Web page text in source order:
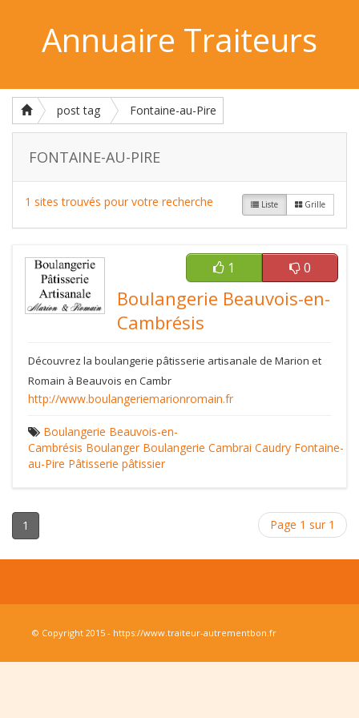
Annuaire Traiteurs
post tag Fontaine-au-Pire
FONTAINE-AU-PIRE
Liste Grille
1 sites trouvés pour votre recherche
1 0
Boulangerie Beauvois-en-
Cambrésis
Découvrez la boulangerie pâtisserie artisanale de Marion et
Romain à Beauvois en Cambr
http://www.boulangeriemarionromain.fr
Boulangerie Beauvois-en-
Cambrésis Boulanger Boulangerie Cambrai Caudry Fontaine-
au-Pire Pâtisserie pâtissier
1 Page 1 sur 1
© Copyright 2015 - https://www.traiteur-autrementbon.fr